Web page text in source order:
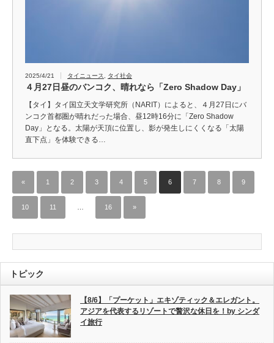
2025/4/21 タイニュース タイ社会
４月27日昼のバンコク、晴れなら「Zero Shadow Day」
【タイ】タイ国立天文学研究所（NARIT）によると、４月27日にバ
ンコク首都圏が晴れだった場合、昼12時16分に「Zero Shadow
Day」となる。太陽が天頂に位置し、影が発生しにくくなる「太陽
直下点」を体験できる…
« 1 2 3 4 5 6 7 8 9
10 11 16 »
トピック
【8/6】「プーケット」エキゾティック＆エレガント。
アジアを代表するリゾートで贅沢な休日を！by シンダ
イ旅行